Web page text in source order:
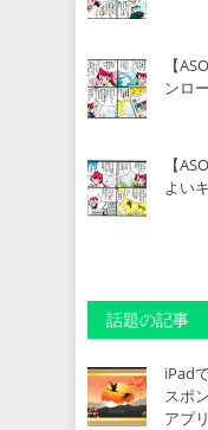
【
ンロ
【
よい
話題の記事
iPad
スポ
アプ